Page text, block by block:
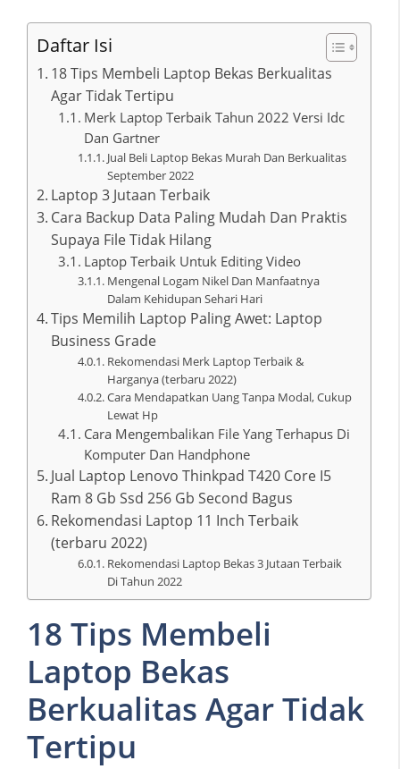
Daftar Isi
18 Tips Membeli Laptop Bekas Berkualitas
Agar Tidak Tertipu
Merk Laptop Terbaik Tahun 2022 Versi Idc
Dan Gartner
Jual Beli Laptop Bekas Murah Dan Berkualitas
September 2022
Laptop 3 Jutaan Terbaik
Cara Backup Data Paling Mudah Dan Praktis
Supaya File Tidak Hilang
Laptop Terbaik Untuk Editing Video
Mengenal Logam Nikel Dan Manfaatnya
Dalam Kehidupan Sehari Hari
Tips Memilih Laptop Paling Awet: Laptop
Business Grade
Rekomendasi Merk Laptop Terbaik &
Harganya (terbaru 2022)
Cara Mendapatkan Uang Tanpa Modal, Cukup
Lewat Hp
Cara Mengembalikan File Yang Terhapus Di
Komputer Dan Handphone
Jual Laptop Lenovo Thinkpad T420 Core I5
Ram 8 Gb Ssd 256 Gb Second Bagus
Rekomendasi Laptop 11 Inch Terbaik
(terbaru 2022)
Rekomendasi Laptop Bekas 3 Jutaan Terbaik
Di Tahun 2022
18 Tips Membeli
Laptop Bekas
Berkualitas Agar Tidak
Tertipu